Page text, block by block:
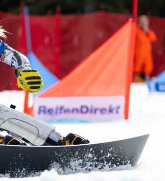
Moderní pětiboj
Motorsport
Olympijské hry
Parasport
Plavání
Plážový volejbal
Triatlon
Veslování
Volejbal
Ostatní